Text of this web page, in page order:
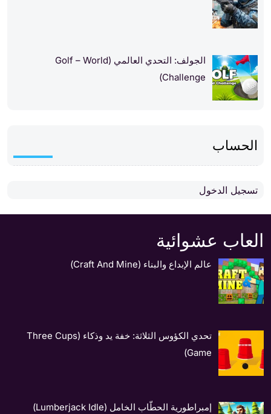
الجولف: التحدي العالمي (Golf – World
Challenge)
الحساب
تسجيل الدخول
العاب عشوائية
عالم الإبداع والبناء (Craft And Mine)
تحدي الكؤوس الثلاثة: خفة يد وذكاء (Three Cups
Game)
إمبراطورية الحطّاب الخامل (Lumberjack Idle)